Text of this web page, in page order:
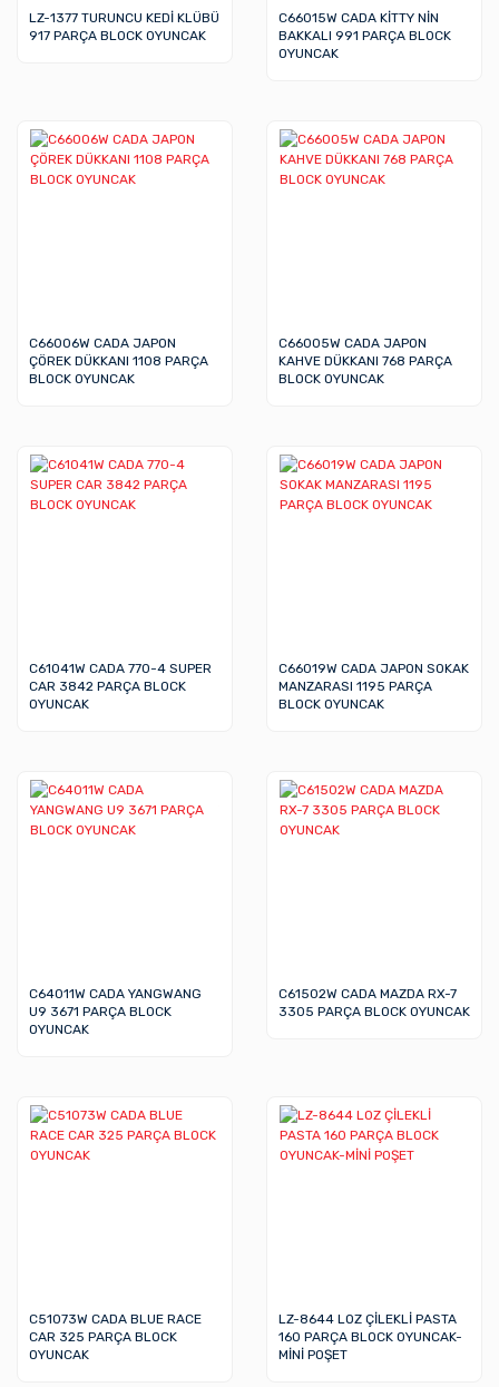
LZ-1377 TURUNCU KEDİ KLÜBÜ
917 PARÇA BLOCK OYUNCAK
C66015W CADA KİTTY NİN
BAKKALI 991 PARÇA BLOCK
OYUNCAK
C66006W CADA JAPON
ÇÖREK DÜKKANI 1108 PARÇA
BLOCK OYUNCAK
C66005W CADA JAPON
KAHVE DÜKKANI 768 PARÇA
BLOCK OYUNCAK
C61041W CADA 770-4 SUPER
CAR 3842 PARÇA BLOCK
OYUNCAK
C66019W CADA JAPON SOKAK
MANZARASI 1195 PARÇA
BLOCK OYUNCAK
C64011W CADA YANGWANG
U9 3671 PARÇA BLOCK
OYUNCAK
C61502W CADA MAZDA RX-7
3305 PARÇA BLOCK OYUNCAK
C51073W CADA BLUE RACE
CAR 325 PARÇA BLOCK
OYUNCAK
LZ-8644 LOZ ÇİLEKLİ PASTA
160 PARÇA BLOCK OYUNCAK-
MİNİ POŞET